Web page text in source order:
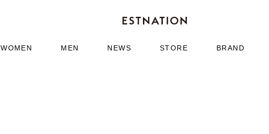
WOMEN MEN NEWS STORE BRAND